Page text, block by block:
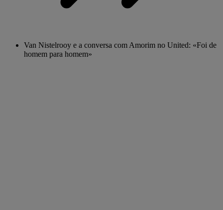
Van Nistelrooy e a conversa com Amorim no United: «Foi de
homem para homem»